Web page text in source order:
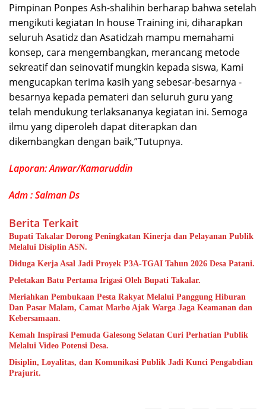
Pimpinan Ponpes Ash-shalihin berharap bahwa setelah
mengikuti kegiatan In house Training ini, diharapkan
seluruh Asatidz dan Asatidzah mampu memahami
konsep, cara mengembangkan, merancang metode
sekreatif dan seinovatif mungkin kepada siswa, Kami
mengucapkan terima kasih yang sebesar-besarnya -
besarnya kepada pemateri dan seluruh guru yang
telah mendukung terlaksananya kegiatan ini. Semoga
ilmu yang diperoleh dapat diterapkan dan
dikembangkan dengan baik,”Tutupnya.
Laporan: Anwar/Kamaruddin
Adm : Salman Ds
Berita Terkait
Bupati Takalar Dorong Peningkatan Kinerja dan Pelayanan Publik
Melalui Disiplin ASN.
Diduga Kerja Asal Jadi Proyek P3A-TGAI Tahun 2026 Desa Patani.
Peletakan Batu Pertama Irigasi Oleh Bupati Takalar.
Meriahkan Pembukaan Pesta Rakyat Melalui Panggung Hiburan
Dan Pasar Malam, Camat Marbo Ajak Warga Jaga Keamanan dan
Kebersamaan.
Kemah Inspirasi Pemuda Galesong Selatan Curi Perhatian Publik
Melalui Video Potensi Desa.
Disiplin, Loyalitas, dan Komunikasi Publik Jadi Kunci Pengabdian
Prajurit.